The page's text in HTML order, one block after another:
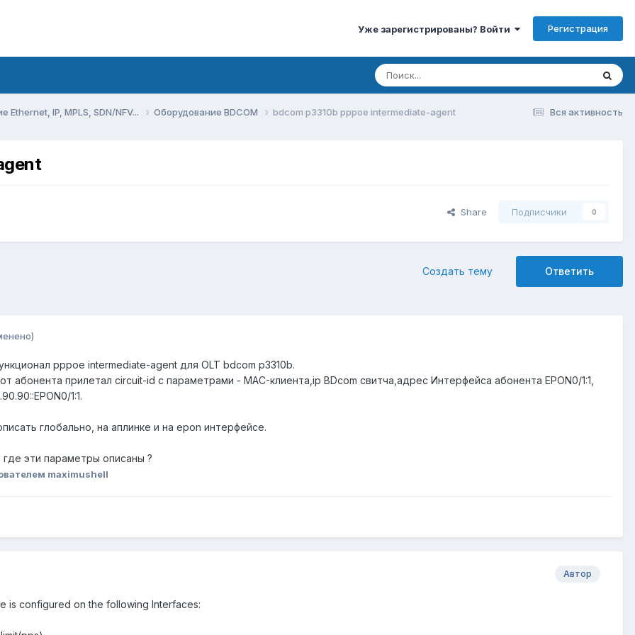
Уже зарегистрированы? Войти Регистрация
Вся активность
IP, MPLS, SDN/NFV... Оборудование BDCOM bdcom p3310b pppoe intermediate-agent
Share Подписчики 0
Ответить
Создать тему
pppoe intermediate-agent для OLT bdcom p3310b.
абонента прилетал circuit-id с параметрами - MAC-клиента,ip BDcom свитча,адрес Интерфейса абонента EPON0/1:1,
1:1.
глобально, на аплинке и на epon интерфейсе.
эти параметры описаны ?
maximushell
Автор
is configured on the following Interfaces: